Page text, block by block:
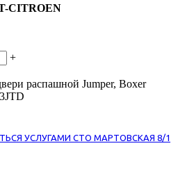
CITROEN
+
распашной Jumper, Boxer
УСЛУГАМИ СТО МАРТОВСКАЯ 8/1